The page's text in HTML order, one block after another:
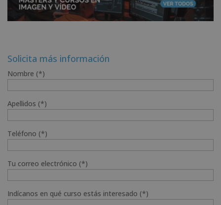
Solicita más información
Nombre (*)
Apellidos (*)
Teléfono (*)
Tu correo electrónico (*)
Indícanos en qué curso estás interesado (*)